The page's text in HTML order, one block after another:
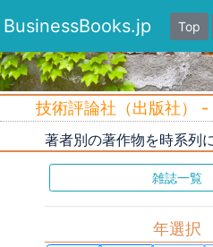
BusinessBooks.jp Top
技術評論社（出版社）
著者別の著作物を時系列
雑誌一覧
年選択